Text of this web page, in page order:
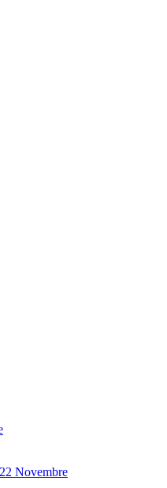
Novembre